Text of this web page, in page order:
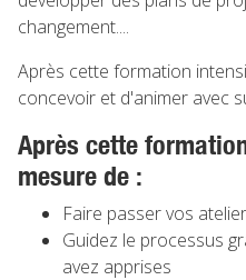
changement....
Après cette formation
concevoir et d'animer avec
Après cette
mesure de :
Faire passer vos
Guidez le processus
avez apprises